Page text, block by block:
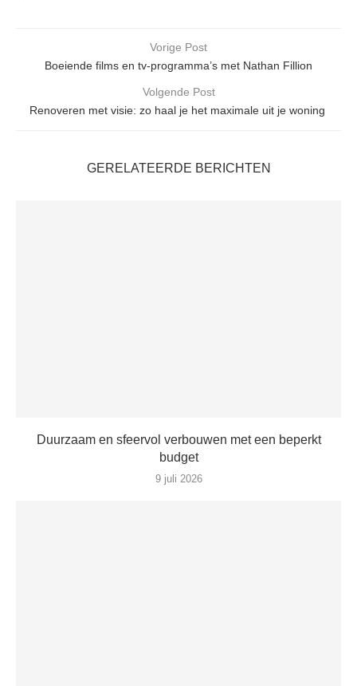
Vorige Post
Boeiende films en tv-programma’s met Nathan Fillion
Volgende Post
Renoveren met visie: zo haal je het maximale uit je woning
GERELATEERDE BERICHTEN
Duurzaam en sfeervol verbouwen met een beperkt
budget
9 juli 2026